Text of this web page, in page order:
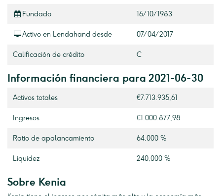
Fundado 16/10/1983
Activo en Lendahand desde 07/04/2017
Calificación de crédito C
Información financiera para 2021-06-30
Activos totales €7.713.935,61
Ingresos €1.000.877,98
Ratio de apalancamiento 64,000 %
Liquidez 240,000 %
Sobre Kenia